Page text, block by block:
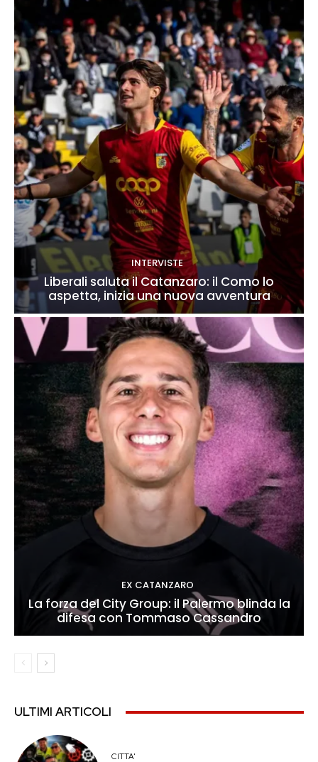
INTERVISTE
Liberali saluta il Catanzaro: il Como lo
aspetta, inizia una nuova avventura
EX CATANZARO
La forza del City Group: il Palermo blinda la
difesa con Tommaso Cassandro
ULTIMI ARTICOLI
CITTA'